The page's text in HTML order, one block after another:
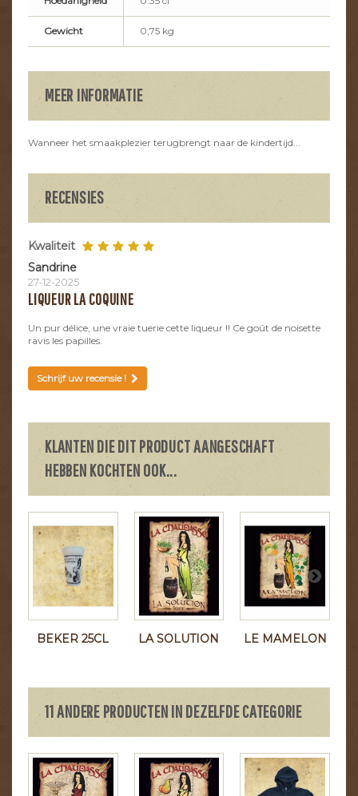
Gewicht 0,75 kg
MEER INFORMATIE
Wanneer het smaakplezier terugbrengt naar de kindertijd...
RECENSIES
Kwaliteit
Sandrine
27-12-2025
LIQUEUR LA COQUINE
Un pur délice, une vraie tuerie cette liqueur !! Ce goût de noisette
ravis les papilles.
Schrijf uw recensie !
KLANTEN DIE DIT PRODUCT AANGESCHAFT
HEBBEN KOCHTEN OOK...
BEKER 25CL LA SOLUTION LE MAMELON
11 ANDERE PRODUCTEN IN DEZELFDE CATEGORIE